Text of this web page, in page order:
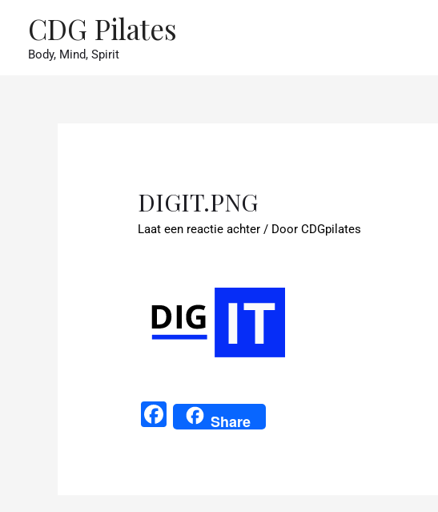
CDG Pilates
Body, Mind, Spirit
DIGIT.PNG
Laat een reactie achter / DoorCDGpilates
F
a
Share